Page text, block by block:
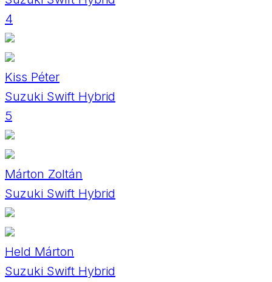
4
Kiss Péter
Suzuki Swift Hybrid
5
Márton Zoltán
Suzuki Swift Hybrid
Held Márton
Suzuki Swift Hybrid